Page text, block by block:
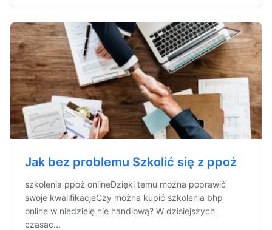
Jak bez problemu Szkolić się z ppoż
szkolenia ppoż onlineDzięki temu można poprawić
swoje kwalifikacjeCzy można kupić szkolenia bhp
online w niedzielę nie handlową? W dzisiejszych
czasac...